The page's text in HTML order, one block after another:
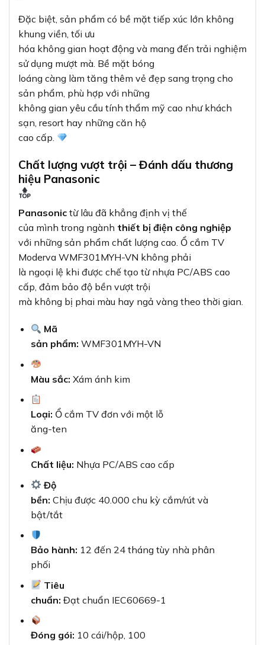
Panasonictừ lâu đã khẳng định vị thế
của mình trong ngành
với những sản phẩm chất lượng cao. Ổ cắm TV
Moderva WMF301MYH-VN không phải
là ngoại lệ khi được chế tạo từ nhựa PC/ABS cao
cấp, đảm bảo độ bền vượt trội
mà không bị phai màu hay ngả vàng theo thời gian.
Mã
sản phẩm:
Màu sắc:Xám ánh kim
Loại:Ổ cắm TV đơn với một lỗ
ăng-ten
Chất liệu: Nhựa PC/ABS cao cấp
Độ
bền:Chịu được 40.000 chu kỳ cắm/rút và
Bảo hành:12 đến 24 tháng tùy nhà phân
phối
Tiêu
chuẩn:
Đóng gói:
cái/thùng
Với khả năng chịu được 40.000 chu kỳ cắm/rút và
bật/tắt,
ổ cắm TV Panasonic
mang đến sự yên tâm tuyệt
cho người sử dụng về độ bền và tính ổn định. Sản
phẩm đạt chuẩn IEC60669-1,
đảm bảo an toàn tuyệt đối khi sử dụng.